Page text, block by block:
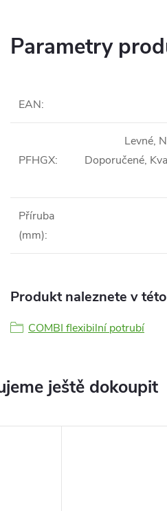
Parametry
EAN:
PFHGX:
Levné,
Doporučené,
Příruba
(mm):
Produkt naleznete v
COMBI flexibilní potrubí
ještě dokoupit